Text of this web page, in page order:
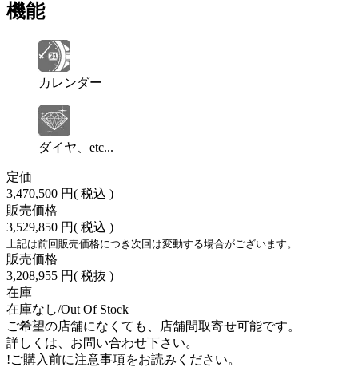
機能
カレンダー
ダイヤ、etc...
定価
3,470,500 円( 税込 )
販売価格
3,529,850 円( 税込 )
上記は前回販売価格につき次回は変動する場合がございます。
販売価格
3,208,955 円( 税抜 )
在庫
在庫なし/Out Of Stock
ご希望の店舗になくても、店舗間取寄せ可能です。
詳しくは、お問い合わせ下さい。
!ご購入前に注意事項をお読みください。